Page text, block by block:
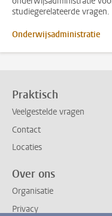
studiegerelateerde vragen.
Onderwijsadministratie
Praktisch
Veelgestelde vragen
Contact
Locaties
Over ons
Organisatie
Privacy